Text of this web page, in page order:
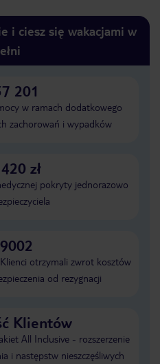
i ciesz się wakacjami w
201
w ramach dodatkowego
zachorowań i wypadków
zł
pokryty jednorazowo
otrzymali zwrot kosztów
od rezygnacji
Klientów
All Inclusive - rozszerzenie
i następstw nieszczęśliwych